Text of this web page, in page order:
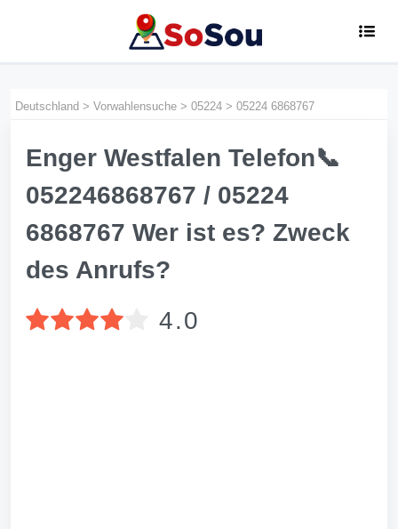
Deutschland > Vorwahlensuche > 05224 > 05224 6868767
Enger Westfalen Telefon📞
052246868767 / 05224
6868767 Wer ist es? Zweck
des Anrufs?
4.0